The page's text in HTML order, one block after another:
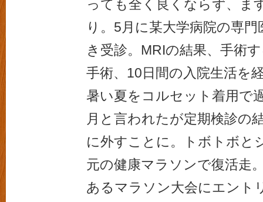
っても全く良くならず、ま
り。5月に某大学病院の専
き受診。MRIの結果、手術
手術、10日間の入院生活を
暑い夏をコルセット着用で
月と言われたが定期検診の
に外すことに。トボトボと
元の健康マラソンで復活走
あるマラソン大会にエント